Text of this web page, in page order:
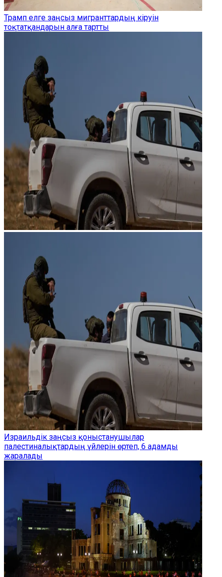
Трамп елге заңсыз мигранттардың кіруін
тоқтатқандарын алға тартты
Израильдік заңсыз қоныстанушылар
палестиналықтардың үйлерін өртеп, 6 адамды
жаралады